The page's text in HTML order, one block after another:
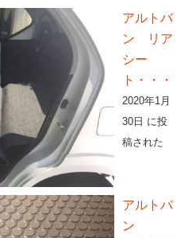
アルトバ
ン リア
シー
ト・・・
2020年1月
30日 に投
稿された
アルトバ
ン